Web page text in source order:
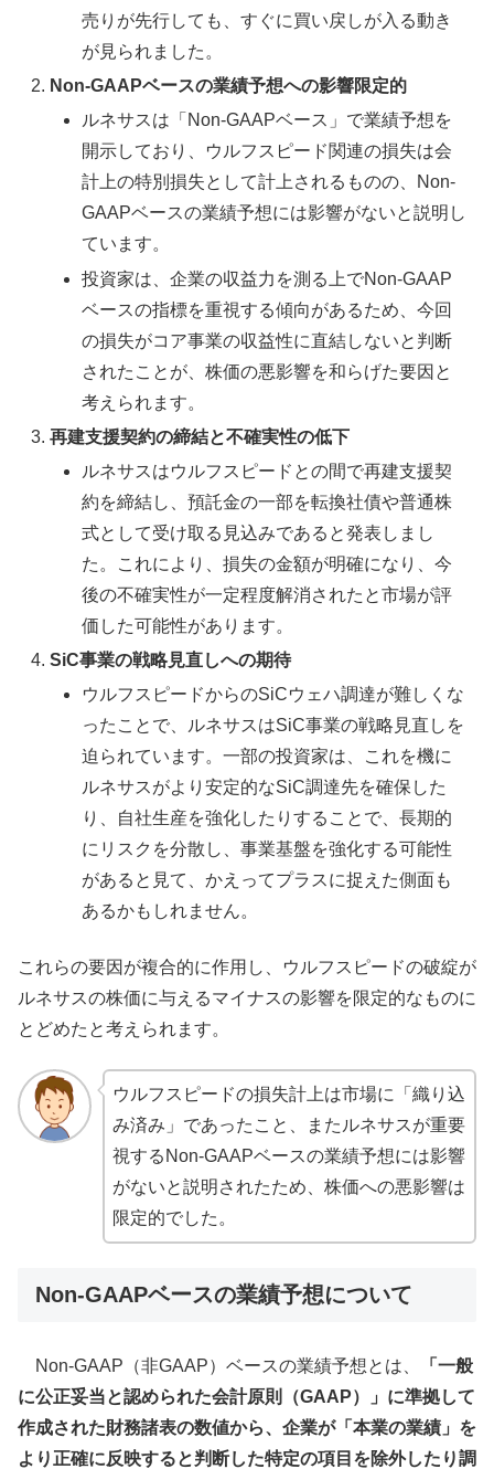
売りが先行しても、すぐに買い戻しが入る動き
が見られました。
Non-GAAPベースの業績予想への影響限定的
ルネサスは「Non-GAAPベース」で業績予想を
開示しており、ウルフスピード関連の損失は会
計上の特別損失として計上されるものの、Non-
GAAPベースの業績予想には影響がないと説明し
ています。
投資家は、企業の収益力を測る上でNon-GAAP
ベースの指標を重視する傾向があるため、今回
の損失がコア事業の収益性に直結しないと判断
されたことが、株価の悪影響を和らげた要因と
考えられます。
再建支援契約の締結と不確実性の低下
ルネサスはウルフスピードとの間で再建支援契
約を締結し、預託金の一部を転換社債や普通株
式として受け取る見込みであると発表しまし
た。これにより、損失の金額が明確になり、今
後の不確実性が一定程度解消されたと市場が評
価した可能性があります。
SiC事業の戦略見直しへの期待
ウルフスピードからのSiCウェハ調達が難しくな
ったことで、ルネサスはSiC事業の戦略見直しを
迫られています。一部の投資家は、これを機に
ルネサスがより安定的なSiC調達先を確保した
り、自社生産を強化したりすることで、長期的
にリスクを分散し、事業基盤を強化する可能性
があると見て、かえってプラスに捉えた側面も
あるかもしれません。
これらの要因が複合的に作用し、ウルフスピードの破綻が
ルネサスの株価に与えるマイナスの影響を限定的なものに
とどめたと考えられます。
ウルフスピードの損失計上は市場に「織り込
み済み」であったこと、またルネサスが重要
視するNon-GAAPベースの業績予想には影響
がないと説明されたため、株価への悪影響は
限定的でした。
Non-GAAPベースの業績予想について
Non-GAAP（非GAAP）ベースの業績予想とは、
「一般
に公正妥当と認められた会計原則（GAAP）」に準拠して
作成された財務諸表の数値から、企業が「本業の業績」を
より正確に反映すると判断した特定の項目を除外したり調